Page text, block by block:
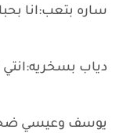
ساره بتعب:انا
دياب بسخريه:انتي
يوسف وعيسي